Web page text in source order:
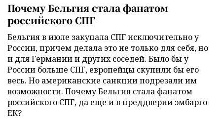
Почему Бельгия стала фанатом
российского СПГ
Бельгия в июле закупала СПГ исключительно у
России, причем делала это не только для себя, но
и для Германии и других соседей. Было бы у
России больше СПГ, европейцы скупили бы его
весь. Но американские санкции подрезали им
возможности. Почему Бельгия стала фанатом
российского СПГ, да еще и в преддверии эмбарго
ЕК?